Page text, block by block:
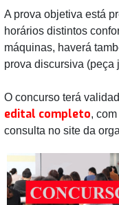
A prova objetiva está
horários distintos
máquinas, haverá
prova discursiva
O concurso terá
edital completo,
consulta no site da